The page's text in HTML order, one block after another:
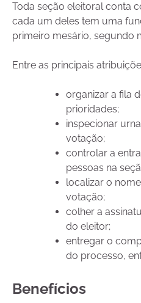
Toda seção eleitoral conta
cada um deles tem uma
primeiro mesário, segundo
Entre as principais
organizar a fila
prioridades;
inspecionar
votação;
controlar a
pessoas na
localizar o
votação;
colher a
do eleitor;
entregar o
do processo,
Benefícios